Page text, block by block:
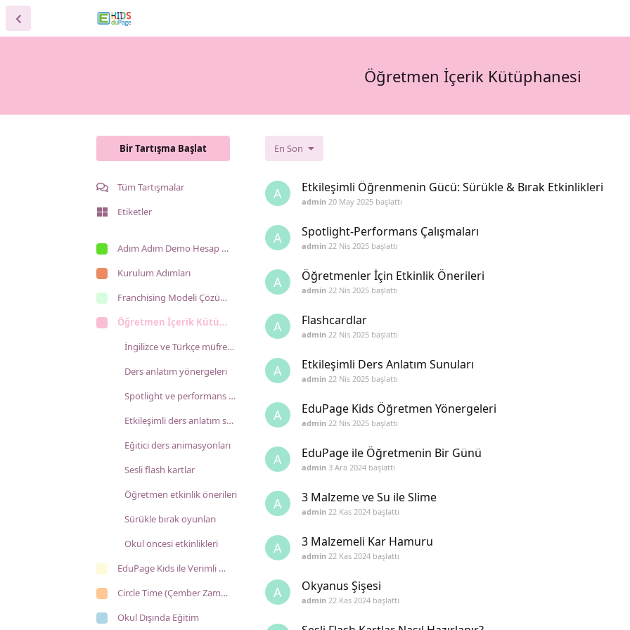
Öğretmen İçerik Kütüphanesi
Bir Tartışma Başlat
Tüm Tartışmalar
Etiketler
Adım Adım Demo Hesap Kullanımı
Kurulum Adımları
Franchising Modeli Çözümlerimiz
Öğretmen İçerik Kütüphanesi
İngilizce ve Türkçe müfredat
Ders anlatım yönergeleri
Spotlight ve performans çalışmaları
Etkileşimli ders anlatım sunuları
Eğitici ders animasyonları
Sesli flash kartlar
Öğretmen etkinlik önerileri
Sürükle bırak oyunları
Okul öncesi etkinlikleri
EduPage Kids ile Verimli Ders İşleme
Circle Time (Çember Zamanı)
Okul Dışında Eğitim
En Son
A Etkileşimli Öğrenmenin Gücü: Sürükle & Bırak Etkinlikleri
admin 20 May 2025 başlattı
A Spotlight-Performans Çalışmaları
admin 22 Nis 2025 başlattı
A Öğretmenler İçin Etkinlik Önerileri
admin 22 Nis 2025 başlattı
A Flashcardlar
admin 22 Nis 2025 başlattı
A Etkileşimli Ders Anlatım Sunuları
admin 22 Nis 2025 başlattı
A EduPage Kids Öğretmen Yönergeleri
admin 22 Nis 2025 başlattı
A EduPage ile Öğretmenin Bir Günü
admin 3 Ara 2024 başlattı
A 3 Malzeme ve Su ile Slime
admin 22 Kas 2024 başlattı
A 3 Malzemeli Kar Hamuru
admin 22 Kas 2024 başlattı
A Okyanus Şişesi
admin 22 Kas 2024 başlattı